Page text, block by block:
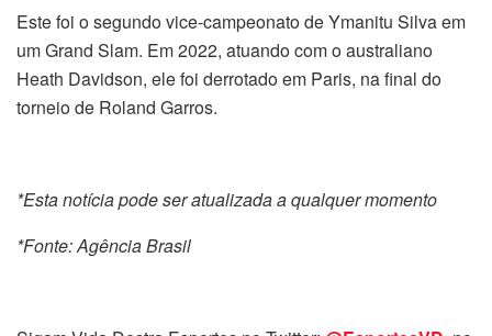
Este foi o segundo vice-campeonato de Ymanitu Silva em
um Grand Slam. Em 2022, atuando com o australiano
Heath Davidson, ele foi derrotado em Paris, na final do
torneio de Roland Garros.
*Esta notícia pode ser atualizada a qualquer momento
*Fonte: Agência Brasil